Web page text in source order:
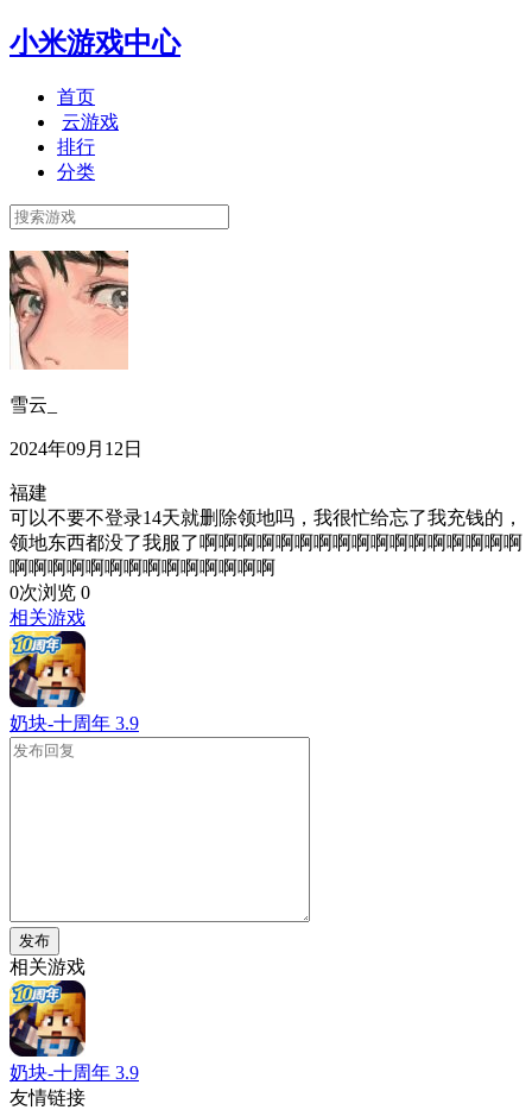
小米游戏中心
首页
云游戏
排行
分类
雪云_
2024年09月12日
福建
可以不要不登录14天就删除领地吗，我很忙给忘了我充钱的，
领地东西都没了我服了啊啊啊啊啊啊啊啊啊啊啊啊啊啊啊啊啊
啊啊啊啊啊啊啊啊啊啊啊啊啊啊
0次浏览 0
相关游戏
奶块-十周年 3.9
发布
相关游戏
奶块-十周年 3.9
友情链接